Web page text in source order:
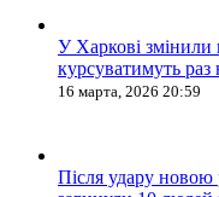
У Харкові змінили
курсуватимуть
16 марта, 2026 20:59
Після удару новою